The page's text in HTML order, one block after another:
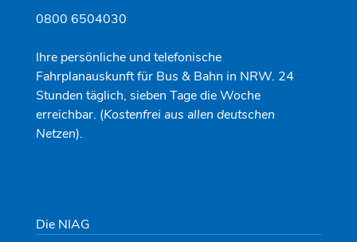
0800 6504030
Ihre persönliche und telefonische
Fahrplanauskunft für Bus & Bahn in NRW. 24
Stunden täglich, sieben Tage die Woche
erreichbar. (Kostenfrei aus allen deutschen
Netzen).
Die NIAG